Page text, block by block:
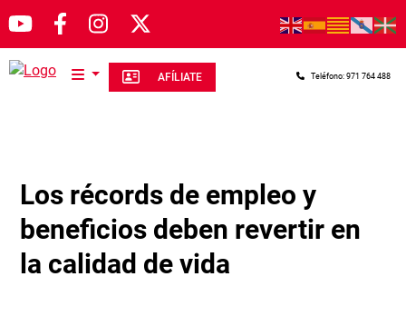
Pasar al contenido principal
AFÍLIATE Teléfono: 971 764 488
Los récords de empleo y
beneficios deben revertir en
la calidad de vida